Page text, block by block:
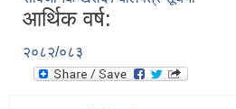
आर्थिक वर्ष:
२०८२/०८३